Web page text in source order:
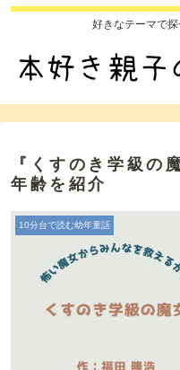
好きなテーマで
『くすのき学級の
年齢を紹介
10分台で読む幼年童話